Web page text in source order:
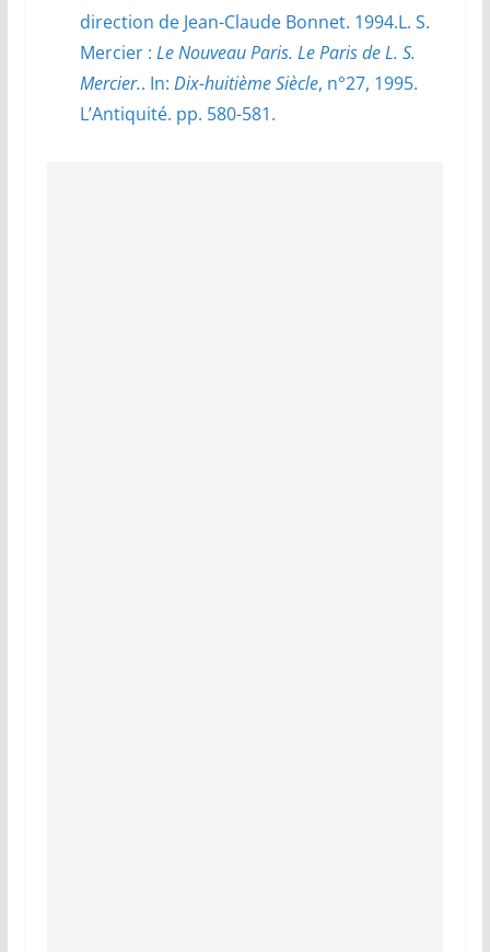
direction de Jean-Claude Bonnet. 1994.L. S.
Mercier : Le Nouveau Paris. Le Paris de L. S.
Mercier.. In: Dix-huitième Siècle, n°27, 1995.
L’Antiquité. pp. 580-581.